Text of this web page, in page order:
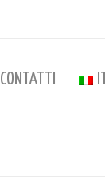
CONTATTI